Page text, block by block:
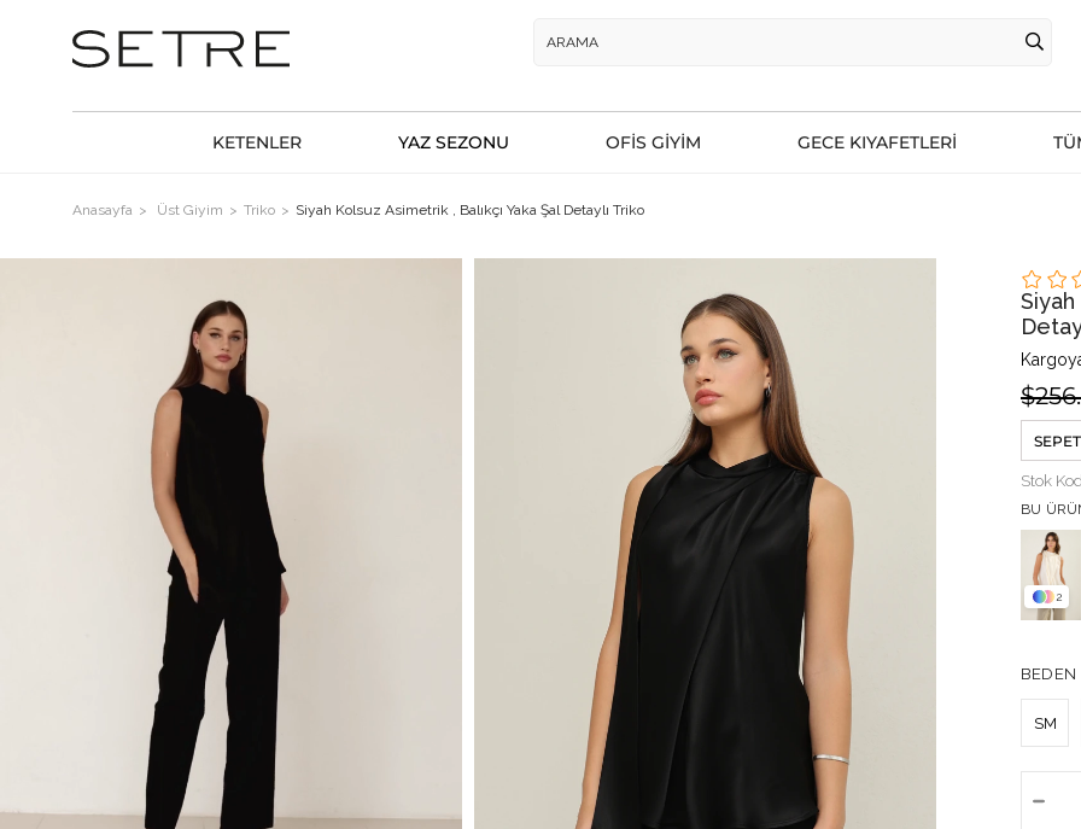
KETENLER YAZ SEZONU OFİS GİYİM GECE KIYAFETLERİ
Anasayfa Üst Giyim Triko Siyah Kolsuz Asimetrik , Balıkçı Yaka Şal Detaylı Triko
Siyah
Stok
BU
2
BEDEN
SM